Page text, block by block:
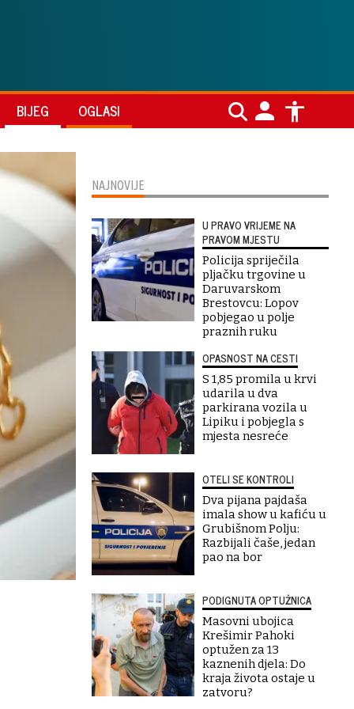
BIJEG OGLASI
NAJNOVIJE
U PRAVO VRIJEME NA
PRAVOM MJESTU
Policija spriječila
pljačku trgovine u
Daruvarskom
Brestovcu: Lopov
pobjegao u polje
praznih ruku
OPASNOST NA CESTI
S 1,85 promila u krvi
udarila u dva
parkirana vozila u
Lipiku i pobjegla s
mjesta nesreće
OTELI SE KONTROLI
Dva pijana pajdaša
imala show u kafiću u
Grubišnom Polju:
Razbijali čaše, jedan
pao na bor
PODIGNUTA OPTUŽNICA
Masovni ubojica
Krešimir Pahoki
optužen za 13
kaznenih djela: Do
kraja života ostaje u
zatvoru?